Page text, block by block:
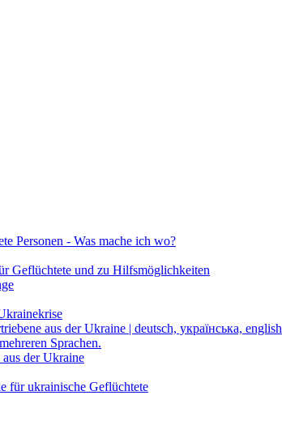
Personen - Was mache ich wo?
Geflüchtete und zu Hilfsmöglichkeiten
aus der Ukraine | deutsch, українська, english
Sprachen.
der Ukraine
für ukrainische Geflüchtete